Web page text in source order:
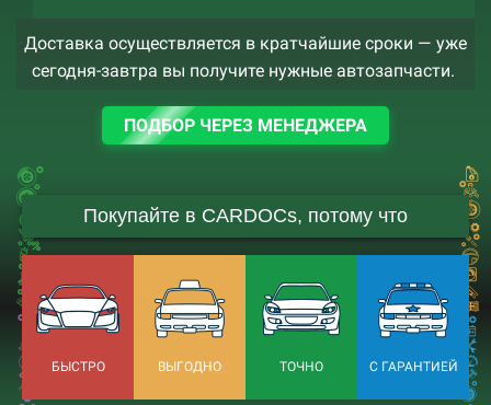
Доставка осуществляется в кратчайшие сроки — уже
сегодня-завтра вы получите нужные автозапчасти.
ПОДБОР ЧЕРЕЗ МЕНЕДЖЕРА
Покупайте в CARDOCs, потому что
БЫСТРО ВЫГОДНО ТОЧНО С ГАРАНТИЕЙ